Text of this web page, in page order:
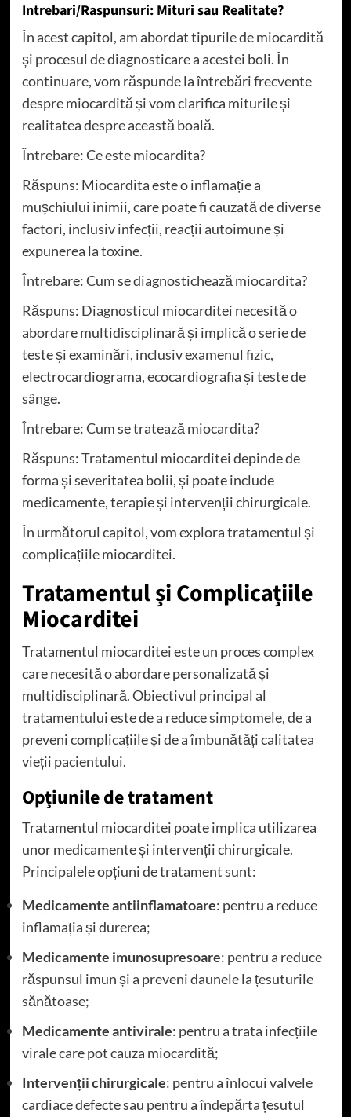
Intrebari/Raspunsuri: Mituri sau Realitate?
În acest capitol, am abordat tipurile de miocardită
și procesul de diagnosticare a acestei boli. În
continuare, vom răspunde la întrebări frecvente
despre miocardită și vom clarifica miturile și
realitatea despre această boală.
Întrebare: Ce este miocardita?
Răspuns: Miocardita este o inflamație a
mușchiului inimii, care poate fi cauzată de diverse
factori, inclusiv infecții, reacții autoimune și
expunerea la toxine.
Întrebare: Cum se diagnostichează miocardita?
Răspuns: Diagnosticul miocarditei necesită o
abordare multidisciplinară și implică o serie de
teste și examinări, inclusiv examenul fizic,
electrocardiograma, ecocardiografia și teste de
sânge.
Întrebare: Cum se tratează miocardita?
Răspuns: Tratamentul miocarditei depinde de
forma și severitatea bolii, și poate include
medicamente, terapie și intervenții chirurgicale.
În următorul capitol, vom explora tratamentul și
complicațiile miocarditei.
Tratamentul și Complicațiile
Miocarditei
Tratamentul miocarditei este un proces complex
care necesită o abordare personalizată și
multidisciplinară. Obiectivul principal al
tratamentului este de a reduce simptomele, de a
preveni complicațiile și de a îmbunătăți calitatea
vieții pacientului.
Opțiunile de tratament
Tratamentul miocarditei poate implica utilizarea
unor medicamente și intervenții chirurgicale.
Principalele opțiuni de tratament sunt:
Medicamente antiinflamatoare: pentru a reduce
inflamația și durerea;
Medicamente imunosupresoare: pentru a reduce
răspunsul imun și a preveni daunele la țesuturile
sănătoase;
Medicamente antivirale: pentru a trata infecțiile
virale care pot cauza miocardită;
Intervenții chirurgicale: pentru a înlocui valvele
cardiace defecte sau pentru a îndepărta țesutul